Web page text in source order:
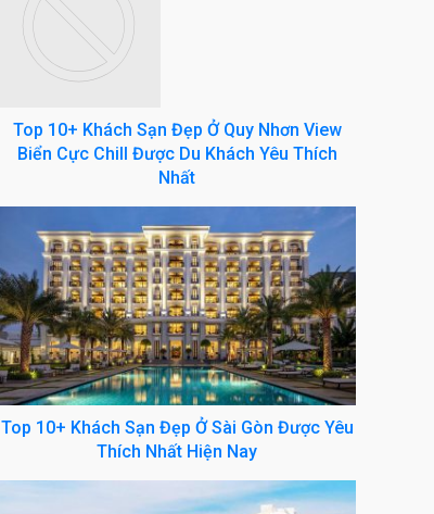
Top 10+ Khách Sạn Đẹp Ở Quy Nhơn View
Biển Cực Chill Được Du Khách Yêu Thích
Nhất
Top 10+ Khách Sạn Đẹp Ở Sài Gòn Được Yêu
Thích Nhất Hiện Nay